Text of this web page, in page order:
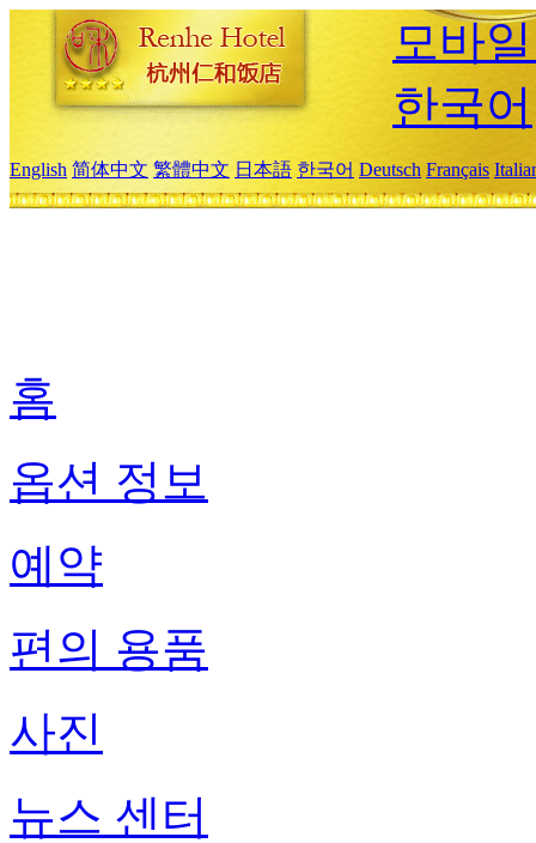
모바
한국어
English 简体中文 繁體中文 日本語 한국어 Deutsch Français
홈
옵션 정보
예약
편의 용품
사진
뉴스 센터